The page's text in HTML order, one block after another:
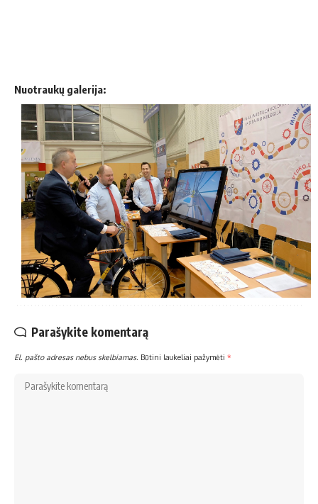
Nuotraukų galerija:
Parašykite komentarą
El. pašto adresas nebus skelbiamas. Būtini laukeliai pažymėti *